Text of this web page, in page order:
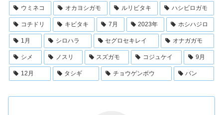
ウミネコ オカヨシガモ ルリビタキ ハシビロガモ
コチドリ キビタキ 7月 2023年 ホシハジロ
1月 シロハラ セグロセキレイ オナガガモ
シメ ノスリ スズガモ コジュケイ 9月
12月 タシギ チョウゲンボウ バン